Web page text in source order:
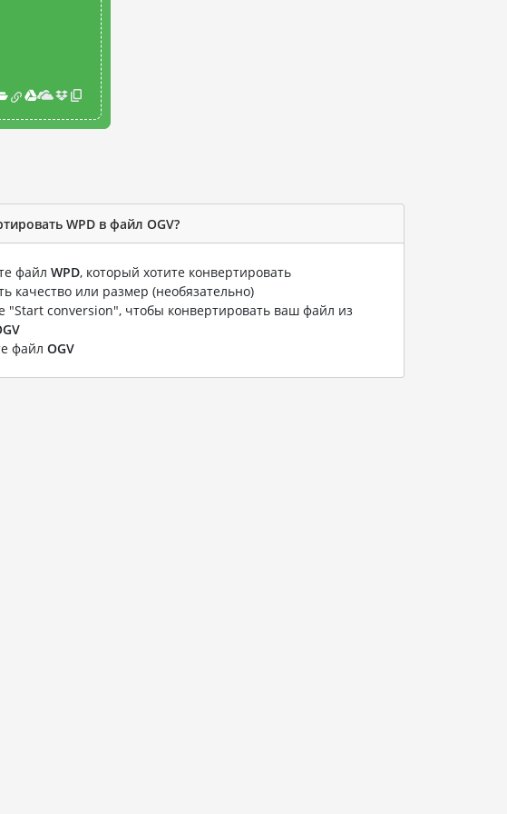
WPD в файл OGV?
файл WPD, который хотите конвертировать
качество или размер (необязательно)
"Start conversion", чтобы конвертировать ваш файл из
файл OGV